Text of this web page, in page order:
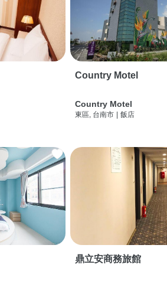
Country Motel
Country Motel
東區, 台南市 飯店
鼎立安商務旅館